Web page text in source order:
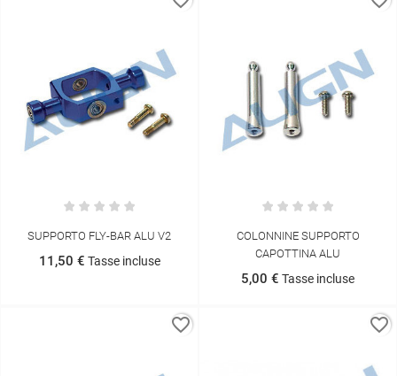
SUPPORTO FLY-BAR ALU V2
11,50 € Tasse incluse
COLONNINE SUPPORTO
CAPOTTINA ALU
5,00 € Tasse incluse
favorite_border favorite_border